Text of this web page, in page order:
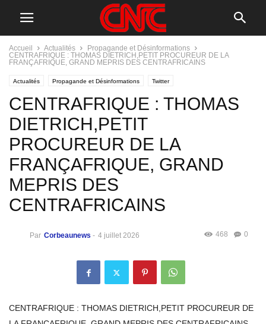
Accueil Actualités
Propagande et Désinformations
CENTRAFRIQUE : THOMAS DIETRICH,PETIT PROCUREUR DE LA
FRANÇAFRIQUE, GRAND MEPRIS DES CENTRAFRICAINS
Actualités Propagande et Désinformations Twitter
CENTRAFRIQUE : THOMAS
DIETRICH,PETIT
PROCUREUR DE LA
FRANÇAFRIQUE, GRAND
MEPRIS DES
CENTRAFRICAINS
Par Corbeaunews - 4 juillet 2026 0
468
CENTRAFRIQUE : THOMAS DIETRICH,PETIT PROCUREUR DE